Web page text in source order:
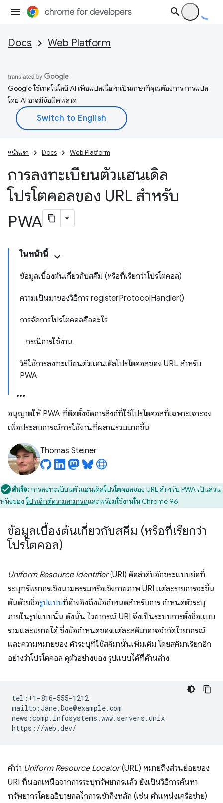
Docs Web Platform
Google ใช้เทคโนโลยี AI เพื่อแปลเนื้อหาเป็นภาษาที่คุณต้องการ การแปล
โดย AI อาจมีข้อผิดพลาด
หน้าแรก Docs Web Platform
การลงทะเบียนตัวแฮนเดิล
โปรโตคอลของ URL สําหรับ
PWA
ในหน้านี้
ข้อมูลเบื้องต้นเกี่ยวกับสคีม (หรือที่เรียกว่าโปรโตคอล)
ความเป็นมาของวิธีการ registerProtocolHandler()
การจัดการโปรโตคอลคืออะไร
กรณีการใช้งาน
วิธีใช้การลงทะเบียนตัวแฮนเดิลโปรโตคอลของ URL สําหรับ
PWA
อนุญาตให้ PWA ที่ติดตั้งจัดการลิงก์ที่ใช้โปรโตคอลที่เฉพาะเจาะจง
เพื่อประสบการณ์การใช้งานที่ผสานรวมมากขึ้น
Thomas Steiner
สำเร็จ: การลงทะเบียนตัวแฮนเดิลโปรโตคอลของ URL สำหรับ PWA เป็นส่วน
หนึ่งของโปรเจ็กต์ความสามารถและพร้อมใช้งานใน Chrome 96
ข้อมูลเบื้องต้นเกี่ยวกับสคีม (หรือที่เรียกว่า
โปรโตคอล)
Uniform Resource Identifier(URI) คือลำดับอักขระแบบย่อที่
ระบุทรัพยากรเชิงนามธรรมหรือเชิงกายภาพ URI แต่ละรายการจะขึ้น
ต้นด้วยชื่อรูปแบบที่อ้างอิงถึงข้อกำหนดสำหรับการ กำหนดตัวระบุ
ภายในรูปแบบนั้น ดังนั้น ไวยากรณ์ URI จึงเป็นระบบการตั้งชื่อแบบ
รวมและขยายได้ ซึ่งข้อกำหนดของแต่ละสคีมาอาจจำกัดไวยากรณ์
และความหมายของ ตัวระบุที่ใช้สคีมานั้นเพิ่มเติม โดยสคีมาเรียกอีก
อย่างว่าโปรโตคอล ดูตัวอย่างของ รูปแบบได้ที่ด้านล่าง
tel:+1-816-555-1212
mailto:Jane.Doe@example.com
news:comp.infosystems.www.servers.unix
คำว่า Uniform Resource Locator(URL) หมายถึงส่วนย่อยของ
URI ที่นอกเหนือจากการระบุทรัพยากรแล้ว ยังเป็นวิธีการค้นหา
ทรัพยากรโดยอธิบายกลไกการเข้าถึงหลัก (เช่น ตำแหน่งเครือข่าย)